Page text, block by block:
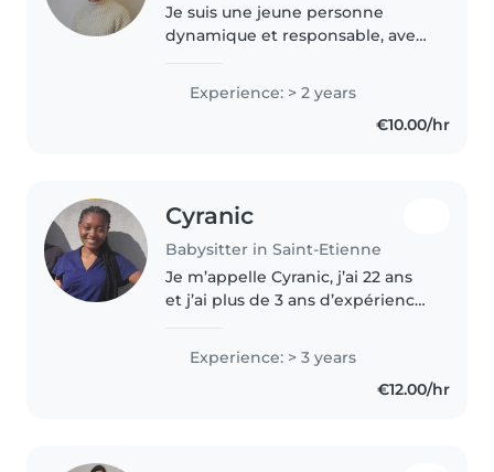
Je suis une jeune personne
dynamique et responsable, avec
des enfants d'âge préscolaire et
Experience: > 2 years
€10.00/hr
Cyranic
Babysitter in Saint-Etienne
Je m’appelle Cyranic, j’ai 22 ans
et j’ai plus de 3 ans d’expérience
baby-sitter est pour moi un vrai
plaisir : j’aime partager des
Experience: > 3 years
€12.00/hr